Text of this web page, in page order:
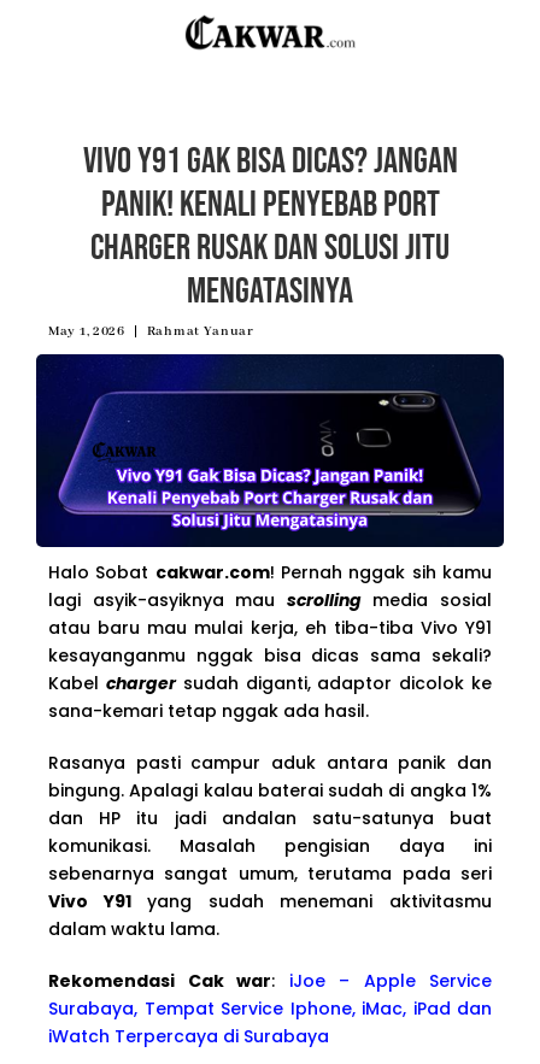
Vivo Y91 Gak Bisa Dicas? Jangan
Panik! Kenali Penyebab Port
Charger Rusak dan Solusi Jitu
Mengatasinya
May 1, 2026 Rahmat Yanuar
Halo Sobat cakwar.com! Pernah nggak sih kamu
lagi asyik-asyiknya mau scrollingmedia sosial
atau baru mau mulai kerja, eh tiba-tiba Vivo Y91
kesayanganmu nggak bisa dicas sama sekali?
Kabel chargersudah diganti, adaptor dicolok ke
sana-kemari tetap nggak ada hasil.
Rasanya pasti campur aduk antara panik dan
bingung. Apalagi kalau baterai sudah di angka 1%
dan HP itu jadi andalan satu-satunya buat
komunikasi. Masalah pengisian daya ini
sebenarnya sangat umum, terutama pada seri
Vivo Y91yang sudah menemani aktivitasmu
dalam waktu lama.
Rekomendasi Cak war: iJoe – Apple Service
Surabaya, Tempat Service Iphone, iMac, iPad dan
iWatch Terpercaya di Surabaya